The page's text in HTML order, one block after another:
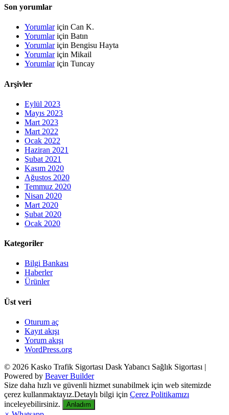
Son yorumlar
Yorumlariçin Can K.
Yorumlariçin Batın
Yorumlariçin Bengisu Hayta
Yorumlariçin Mikail
Yorumlariçin Tuncay
Arşivler
Eylül 2023
Mayıs 2023
Mart 2023
Mart 2022
Ocak 2022
Haziran 2021
Şubat 2021
Kasım 2020
Ağustos 2020
Temmuz 2020
Nisan 2020
Mart 2020
Şubat 2020
Ocak 2020
Kategoriler
Bilgi Bankası
Haberler
Ürünler
Üst veri
Oturum aç
Kayıt akışı
Yorum akışı
WordPress.org
© 2026 Kasko Trafik Sigortası Dask Yabancı Sağlık Sigortası |
Powered by Beaver Builder
Size daha hızlı ve güvenli hizmet sunabilmek için web sitemizde
çerez kullanmaktayız.Detaylı bilgi için Çerez Politikamızı
inceleyebilirsiniz.
Anladım